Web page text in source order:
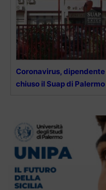
Coronavirus,
chiuso il Suap di Palermo